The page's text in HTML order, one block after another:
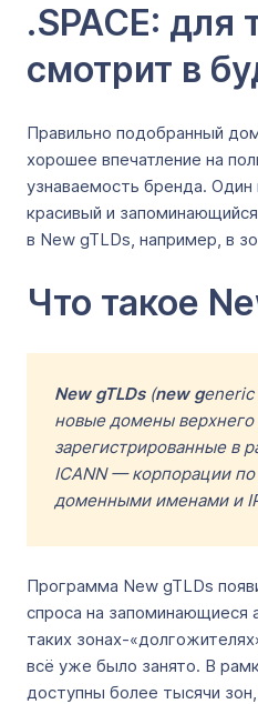
.SPACE: для
смотрит в
Правильно подобранный
хорошее впечатление на
узнаваемость бренда. Один
красивый и
в New gTLDs, например, в
Что такое
New gTLDs(new generic
новые домены верхнего
зарегистрированные в
ICANN — корпорации
доменными именами и
Программа New gTLDs
спроса на запоминающиеся
таких зонах-
всё уже было занято. В
доступны более тысячи